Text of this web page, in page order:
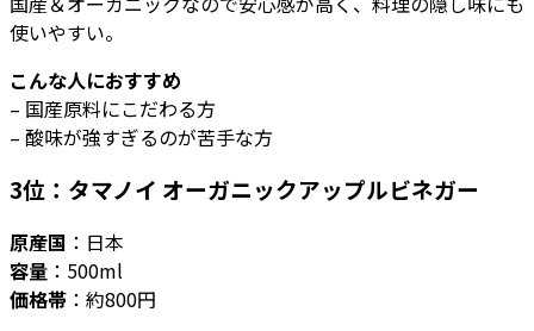
使いやすい。
こんな人におすすめ
– 国産原料にこだわる方
– 酸味が強すぎるのが苦手な方
3位：タマノイ オーガニックアップルビネガー
原産国 ：日本
容量 ：500ml
価格帯 ：約800円